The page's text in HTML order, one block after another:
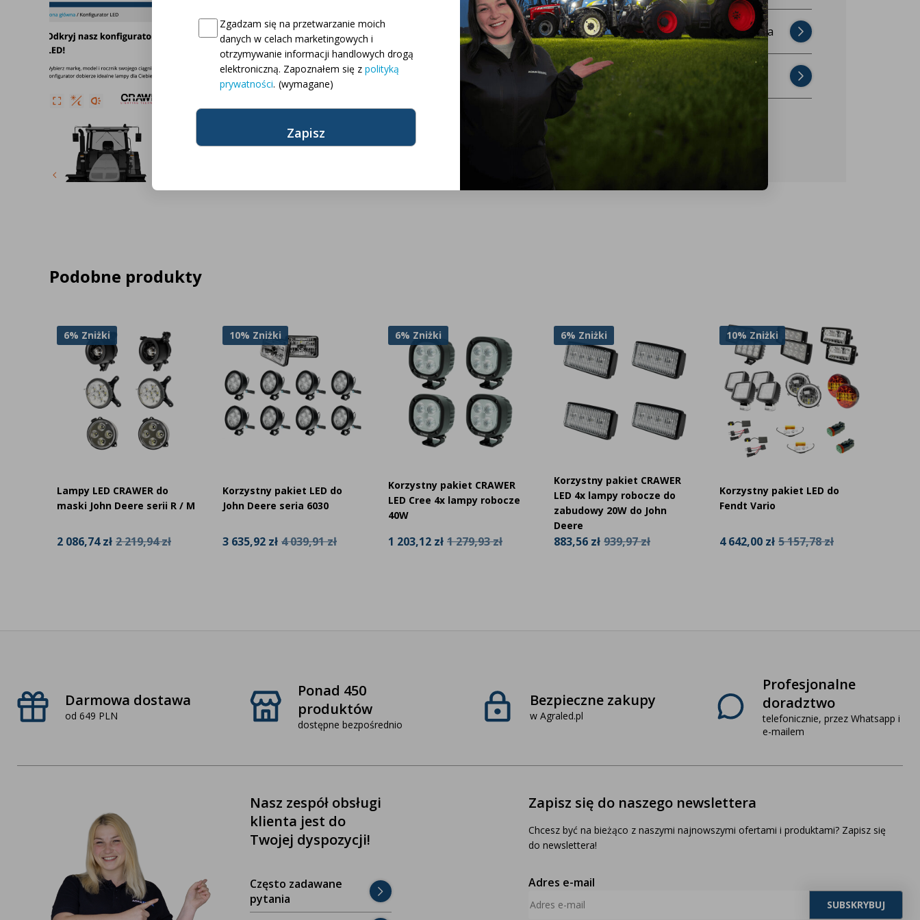
✔️ Ponad 10.000 różnych konfiguracji
✔️ Ponad 2.600 różnych modeli
ciągników
ciągników
Najczęściej zadawane pytania
Skontaktuj się z nami
Podobne produkty
10% Zniżki
Korzystny pakiet LED do
John Deere seria 6030
3 635,92 zł 4 039,91 zł
6% Zniżki
Korzystny pakiet CRAWER
LED Cree 4x lampy robocze
40W
1 203,12 zł 1 279,93 zł
6% Zniżki
Korzystny pakiet CRAWER
LED 4x lampy robocze do
zabudowy 20W do John
883,56 zł 939,97 zł
10% Zniżki
Korzystny pakiet LED do
Fendt Vario
4 642,00 zł 5 157,78 zł
10% Zniżki
Kompletny pakiet LED do
John Deere 6000 / 6010
4 154,28 zł 4 615,86 zł
Darmowa dostawa
od 649 PLN
Ponad 450
produktów
dostępne bezpośrednio
Bezpieczne zakupy
w Agraled.pl
Profesjonalne
doradztwo
telefonicznie, przez Whatsapp i
e-mailem
Nasz zespół obsługi
klienta jest do
Twojej dyspozycji!
Często zadawane
pytania
Zapisz się do naszego newslettera
Chcesz być na bieżąco z naszymi najnowszymi ofertami i produktami? Zapisz się
do newslettera!
Adres e-mail
Consent (wymagane)
Zgadzam się na przetwarzanie moich
danych w celach marketingowych i
otrzymywanie informacji handlowych drogą
elektroniczną. Zapoznałem się z polityką
prywatności. (wymagane)